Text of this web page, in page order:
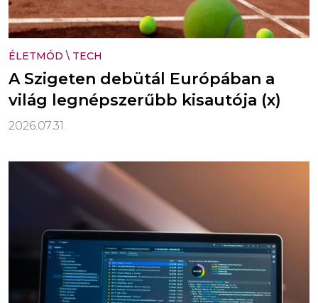
ÉLETMÓD \ TECH
A Szigeten debütál Európában a
világ legnépszerűbb kisautója (x)
2026.07.31.